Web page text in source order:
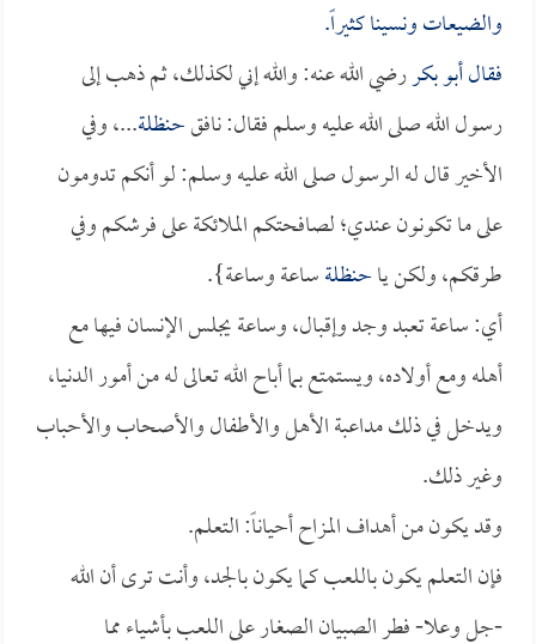
والضيعات ونسينا كثيراً.
فقالأبو بكررضي الله عنه: والله إني لكذلك، ثم ذهب إلى
رسول الله صلى الله عليه وسلم فقال: نافقحنظلة...، وفي
الأخير قال له الرسول صلى الله عليه وسلم: لو أنكم تدومون
على ما تكونون عندي؛ لصافحتكم الملائكة على فرشكم وفي
طرقكم، ولكن ياحنظلةساعة وساعة}.
أي: ساعة تعبد وجد وإقبال، وساعة يجلس الإنسان فيها مع
أهله ومع أولاده، ويستمتع بما أباح الله تعالى له من أمور الدنيا،
ويدخل في ذلك مداعبة الأهل والأطفال والأصحاب والأحباب
وغير ذلك.
وقد يكون من أهداف المزاح أحياناً: التعلم.
فإن التعلم يكون باللعب كما يكون بالجد، وأنت ترى أن الله
-جل وعلا- فطر الصبيان الصغار على اللعب بأشياء مما